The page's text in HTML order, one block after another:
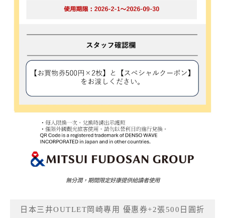
無分潤，期間限定好康提供給讀者使用
日本三井OUTLET岡崎專用 優惠券+2張500日圓折